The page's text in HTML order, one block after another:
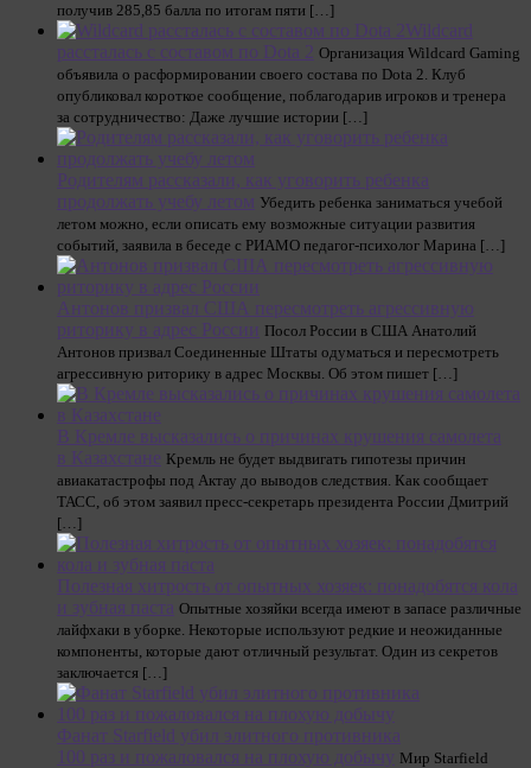
получив 285,85 балла по итогам пяти […]
Wildcard
рассталась с составом по Dota 2 Организация Wildcard Gaming
объявила о расформировании своего состава по Dota 2. Клуб
опубликовал короткое сообщение, поблагодарив игроков и тренера
за сотрудничество: Даже лучшие истории […]
Родителям рассказали, как уговорить ребенка
продолжать учебу летом Убедить ребенка заниматься учебой
летом можно, если описать ему возможные ситуации развития
событий, заявила в беседе с РИАМО педагог-психолог Марина […]
Антонов призвал США пересмотреть агрессивную
риторику в адрес России Посол России в США Анатолий
Антонов призвал Соединенные Штаты одуматься и пересмотреть
агрессивную риторику в адрес Москвы. Об этом пишет […]
В Кремле высказались о причинах крушения самолета
в Казахстане Кремль не будет выдвигать гипотезы причин
авиакатастрофы под Актау до выводов следствия. Как сообщает
ТАСС, об этом заявил пресс-секретарь президента России Дмитрий
[…]
Полезная хитрость от опытных хозяек: понадобятся кола
и зубная паста Опытные хозяйки всегда имеют в запасе различные
лайфхаки в уборке. Некоторые используют редкие и неожиданные
компоненты, которые дают отличный результат. Один из секретов
заключается […]
Фанат Starfield убил элитного противника
100 раз и пожаловался на плохую добычу Мир Starfield